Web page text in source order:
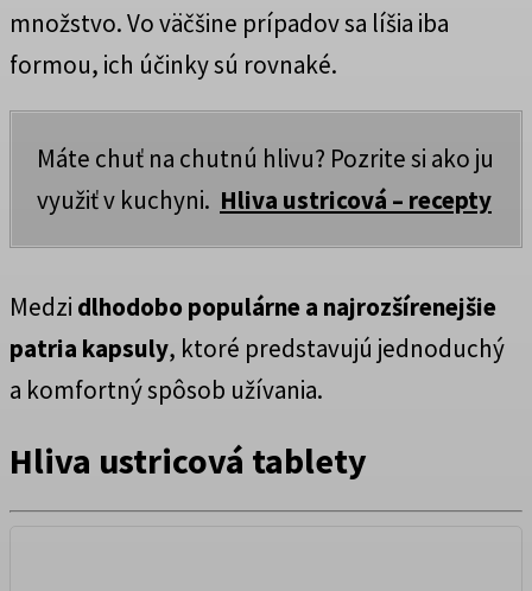
množstvo. Vo väčšine prípadov sa líšia iba
formou, ich účinky sú rovnaké.
Máte chuť na chutnú hlivu? Pozrite si ako ju
využiť v kuchyni. Hliva ustricová – recepty
Medzi dlhodobo populárne a najrozšírenejšie
patria kapsuly, ktoré predstavujú jednoduchý
a komfortný spôsob užívania.
Hliva ustricová tablety